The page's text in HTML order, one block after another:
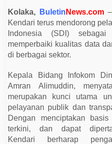
t
k
T
n
t
n
E
f
i
s
Kolaka, Buletin News.com–
Kendari terus mendorong
Indonesia (SDI)
memperbaiki kualitas data
di berbagai sektor.
Kepala Bidang Infokom
Amran Alimuddin,
merupakan kunci utama
pelayanan publik dan
Dengan menciptakan
terkini, dan dapat
Kendari berharap